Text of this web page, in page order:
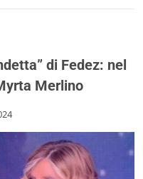
di Fedez: nel
Merlino